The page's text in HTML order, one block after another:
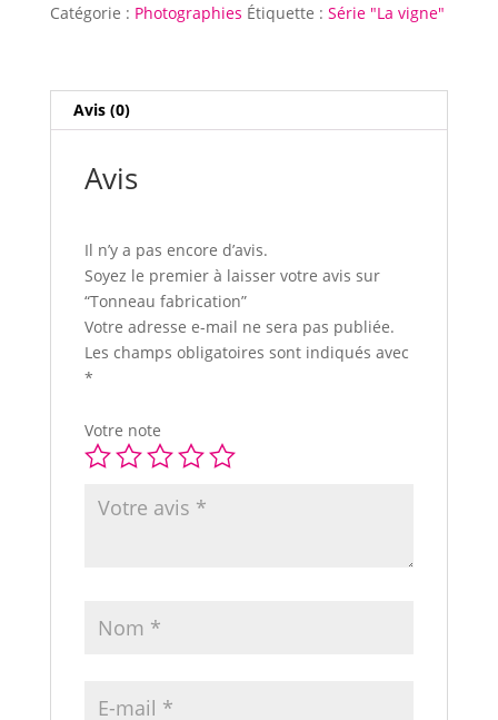
Catégorie : Photographies Étiquette : Série "La vigne"
Avis (0)
Avis
Il n’y a pas encore d’avis.
Soyez le premier à laisser votre avis sur
“Tonneau fabrication”
Votre adresse e-mail ne sera pas publiée.
Les champs obligatoires sont indiqués avec
*
Votre note